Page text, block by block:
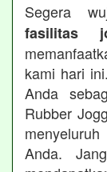
Segera
fasilitas
kami hari
Anda
Rubber
Anda.